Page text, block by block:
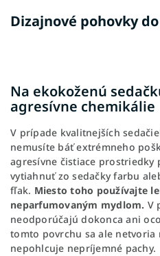
Dizajnové pohovky
Na ekokoženú
agresívne chemikálie
V prípade kvalitnejších
nemusíte báť extrémneho
agresívne čistiace prostriedky
vytiahnuť zo sedačky farbu
fľak. Miesto toho používajte
neparfumovaným mydlom. V
neodporúčajú dokonca ani
tomto povrchu sa ale netvoria
nepohlcuje nepríjemné pachy.